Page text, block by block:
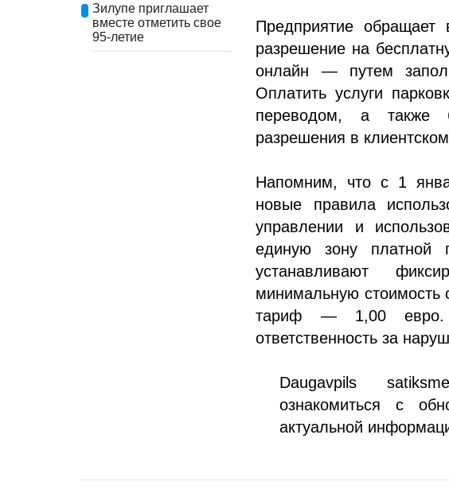
Зилупе приглашает
вместе отметить свое
95-летие
Предприятие
разрешение на
онлайн — путем
Оплатить услуги
переводом, а также
разрешения в
Напомним, что с 1
новые правила
управлении и
единую зону платной
устанавливают
минимальную стоимость
тариф — 1,00 евро.
ответственность за
Daugavpils
ознакомиться с
актуальной